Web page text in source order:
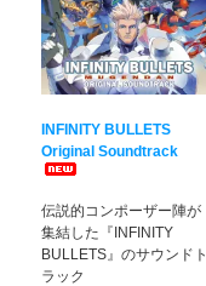
INFINITY BULLETS
Original Soundtrack
伝説的コンポーザー陣が
集結した『INFINITY
BULLETS』のサウンドト
ラック